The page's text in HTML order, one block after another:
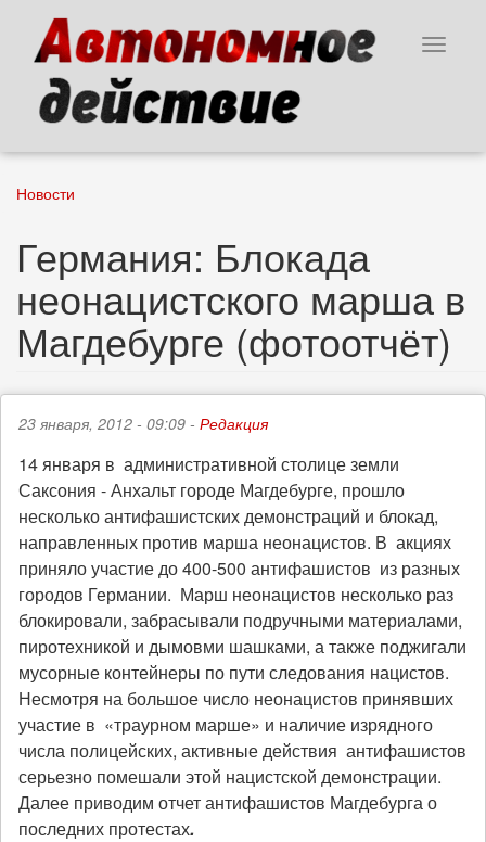
основному
содержанию
Toggle
Новости
Германия: Блокада
неонацистского марша в
Магдебурге (фотоотчёт)
23 января, 2012 - 09:09 - Редакция
14 января в административной столице земли
Саксония - Анхальт городе Магдебурге, прошло
несколько антифашистских демонстраций и блокад,
направленных против марша неонацистов. В акциях
приняло участие до 400-500 антифашистов из разных
городов Германии. Марш неонацистов несколько раз
блокировали, забрасывали подручными материалами,
пиротехникой и дымовми шашками, а также поджигали
мусорные контейнеры по пути следования нацистов.
Несмотря на большое число неонацистов принявших
участие в «траурном марше» и наличие изрядного
числа полицейских, активные действия антифашистов
серьезно помешали этой нацистской демонстрации.
Далее приводим отчет антифашистов Магдебурга о
последних протестах.